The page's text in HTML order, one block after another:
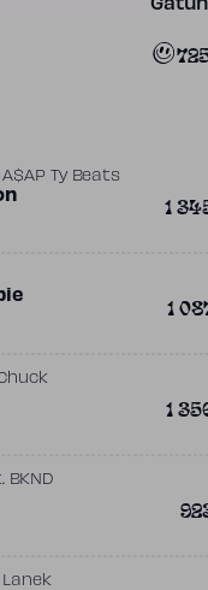
A$AP Ty Beats
1
1
1
BKND
Lanek